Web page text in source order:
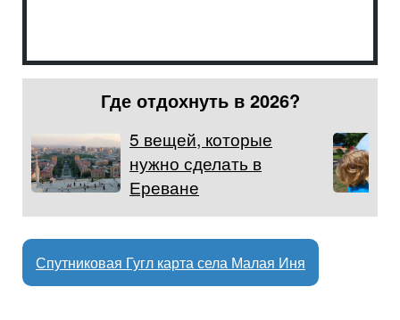
Где отдохнуть в 2026?
5 вещей, которые
нужно сделать в
Ереване
Спутниковая Гугл карта села Малая Иня